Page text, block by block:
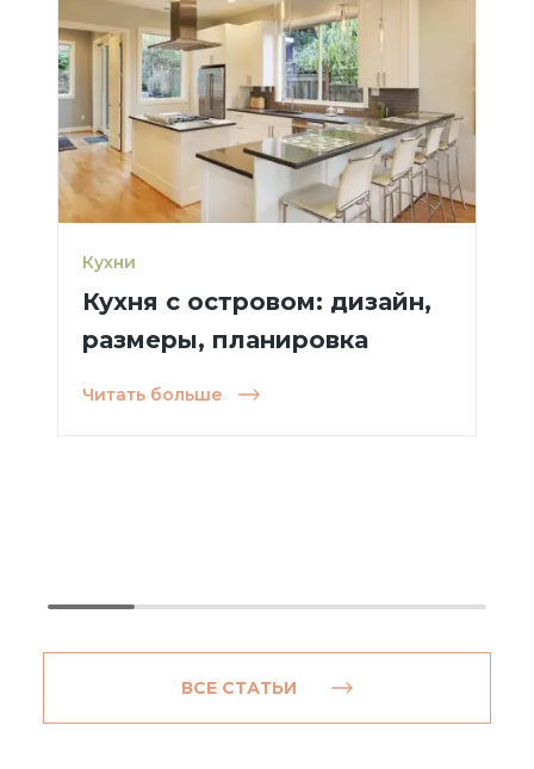
ВСЕ СТАТЬИ
Кухни
Кухня с островом: дизайн,
размеры, планировка
Читать больше